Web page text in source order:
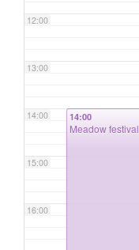
12:00
13:00
14:00
15:00
16:00
14:00
Meadow festival